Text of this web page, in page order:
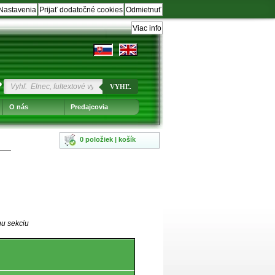
Odmietnuť
Prijať dodatočné cookies
Nastavenia
Viac info
VYHĽ.
O nás Predajcovia
0 položiek | košík
sekciu